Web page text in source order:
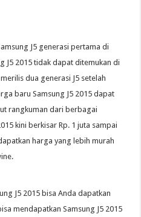
J5 generasi pertama di
J5 2015 tidak dapat ditemukan di
dua generasi J5 setelah
baru Samsung J5 2015 dapat
rangkuman dari berbagai
kini berkisar Rp. 1 juta sampai
harga yang lebih murah
J5 2015 bisa Anda dapatkan
mendapatkan Samsung J5 2015